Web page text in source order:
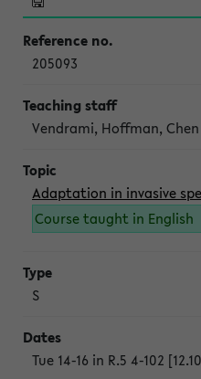
205093
Vendrami, Hoffman, Chen
Adaptation in invasive
Course taught in English
S
Tue 14-16 in R.5 4-102